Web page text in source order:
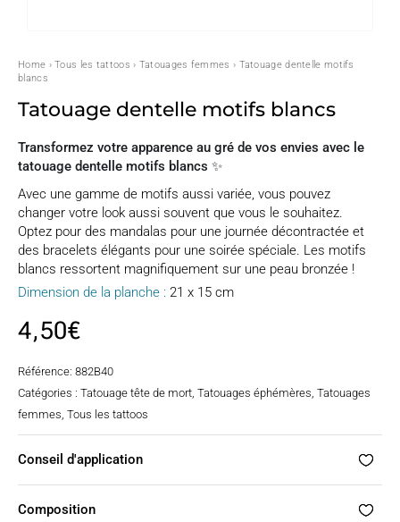
Home ›Tous les tattoos › Tatouages femmes › Tatouage dentelle motifs
blancs
Tatouage dentelle motifs blancs
Transformez votre apparence au gré de vos envies avec le
tatouage dentelle motifs blancs ✨
Avec une gamme de motifs aussi variée, vous pouvez
changer votre look aussi souvent que vous le souhaitez.
Optez pour des mandalas pour une journée décontractée et
des bracelets élégants pour une soirée spéciale. Les motifs
blancs ressortent magnifiquement sur une peau bronzée !
Dimension de la planche : 21 x 15 cm
4,50€
Référence: 882B40
Catégories : Tatouage tête de mort, Tatouages éphémères, Tatouages
femmes, Tous les tattoos
Conseil d'application
Composition